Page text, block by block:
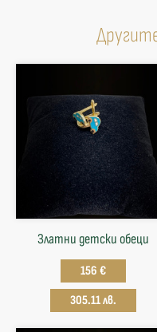
Златни детски обеци
156 €
305.11 лв.